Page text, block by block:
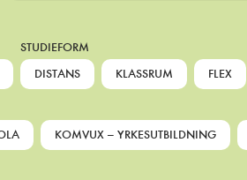
STUDIEFORM
DISTANS
KLASSRUM FLEX
KOMVUX – YRKESUTBILDNING